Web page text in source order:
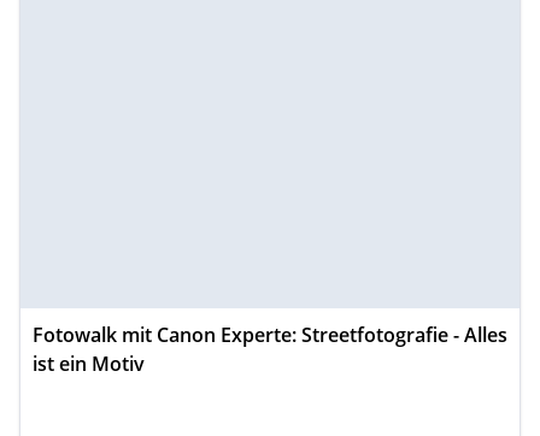
Fotowalk mit Canon Experte: Streetfotografie - Alles
ist ein Motiv